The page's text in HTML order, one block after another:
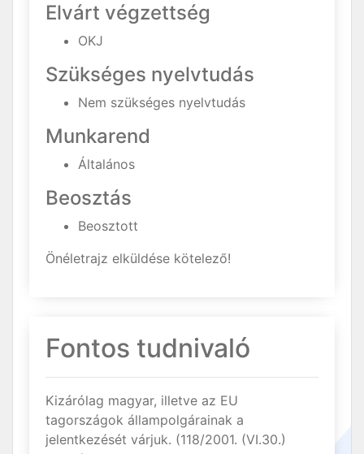
Elvárt végzettség
OKJ
Szükséges nyelvtudás
Nem szükséges nyelvtudás
Munkarend
Általános
Beosztás
Beosztott
Önéletrajz elküldése kötelező!
Fontos tudnivaló
Kizárólag magyar, illetve az EU
tagországok állampolgárainak a
jelentkezését várjuk. (118/2001. (VI.30.)